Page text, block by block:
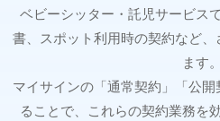
ベビーシッター・託児サービス
書、スポット利用時の契約など
ます。
マイサインの「通常契約」「公
ることで、これらの契約業務を